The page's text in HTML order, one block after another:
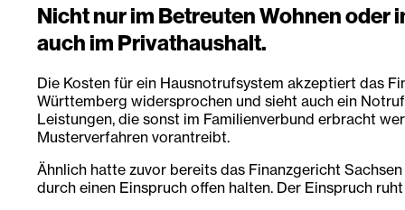
Nicht nur im Betreuten Wohnen oder
auch im Privathaushalt.
Die Kosten für ein Hausnotrufsystem akzeptiert das
Württemberg widersprochen und sieht auch ein
Leistungen, die sonst im Familienverbund erbracht
Musterverfahren vorantreibt.
Ähnlich hatte zuvor bereits das Finanzgericht
durch einen Einspruch offen halten. Der Einspruch